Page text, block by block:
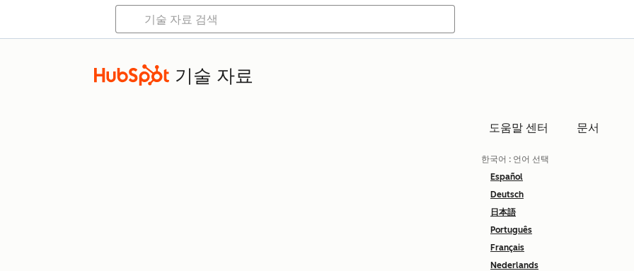
기술 자료
도움말 센터 문서
한국어 : 언어 선택
Español
Deutsch
日本語
Português
Français
Nederlands